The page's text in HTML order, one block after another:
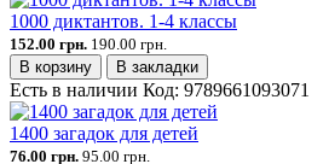
1000 диктантов. 1-4 классы
152.00 грн. 190.00 грн.
В корзину
В закладки
Есть в наличии Код: 9789661093071
1400 загадок для детей
76.00 грн. 95.00 грн.